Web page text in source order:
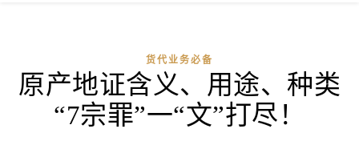
货代业务必备
原产地证含义、用途、种类
“7宗罪”一“文”打尽！